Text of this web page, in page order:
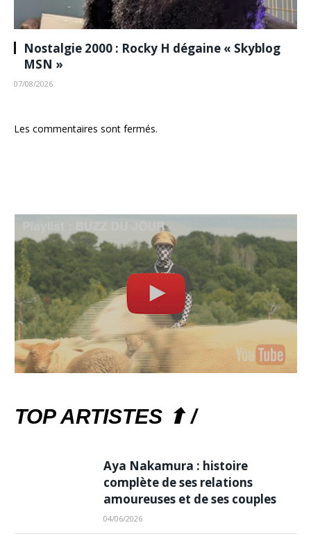
Nostalgie 2000 : Rocky H dégaine « Skyblog
MSN »
07/08/2026
Les commentaires sont fermés.
TOP ARTISTES ⬆ /
Aya Nakamura : histoire
complète de ses relations
amoureuses et de ses couples
04/06/2026